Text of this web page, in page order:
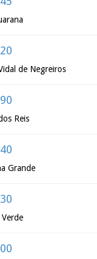
de Negreiros
Reis
Grande